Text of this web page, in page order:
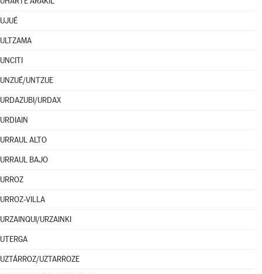
UJUÉ
ULTZAMA
UNCITI
UNZUÉ/UNTZUE
URDAZUBI/URDAX
URDIAIN
URRAUL ALTO
URRAUL BAJO
URROZ
URROZ-VILLA
URZAINQUI/URZAINKI
UTERGA
UZTÁRROZ/UZTARROZE